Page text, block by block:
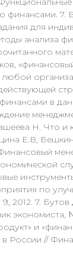
финансами. 7.
для
анализа
любой
в
Н. Что и
Е.В,
по
2012. 7.
и
России //